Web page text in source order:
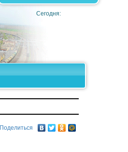
Сегодня:
Поделиться